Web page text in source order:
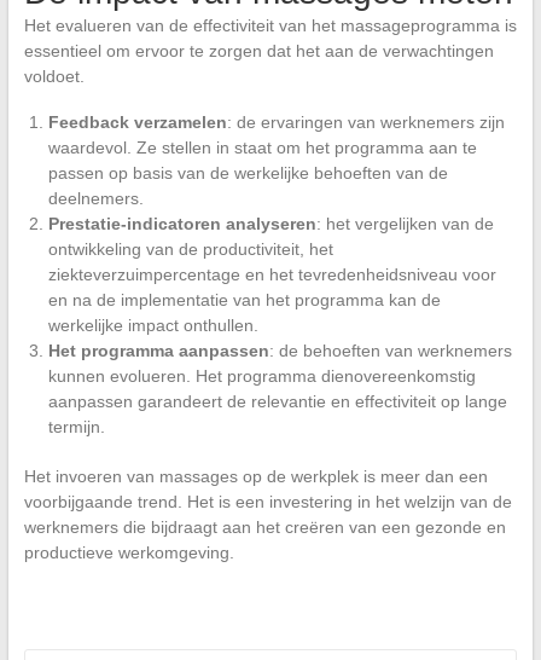
Het evalueren van de effectiviteit van het massageprogramma is
essentieel om ervoor te zorgen dat het aan de verwachtingen
voldoet.
Feedback verzamelen: de ervaringen van werknemers zijn
waardevol. Ze stellen in staat om het programma aan te
passen op basis van de werkelijke behoeften van de
deelnemers.
Prestatie-indicatoren analyseren: het vergelijken van de
ontwikkeling van de productiviteit, het
ziekteverzuimpercentage en het tevredenheidsniveau voor
en na de implementatie van het programma kan de
werkelijke impact onthullen.
Het programma aanpassen: de behoeften van werknemers
kunnen evolueren. Het programma dienovereenkomstig
aanpassen garandeert de relevantie en effectiviteit op lange
termijn.
Het invoeren van massages op de werkplek is meer dan een
voorbijgaande trend. Het is een investering in het welzijn van de
werknemers die bijdraagt aan het creëren van een gezonde en
productieve werkomgeving.